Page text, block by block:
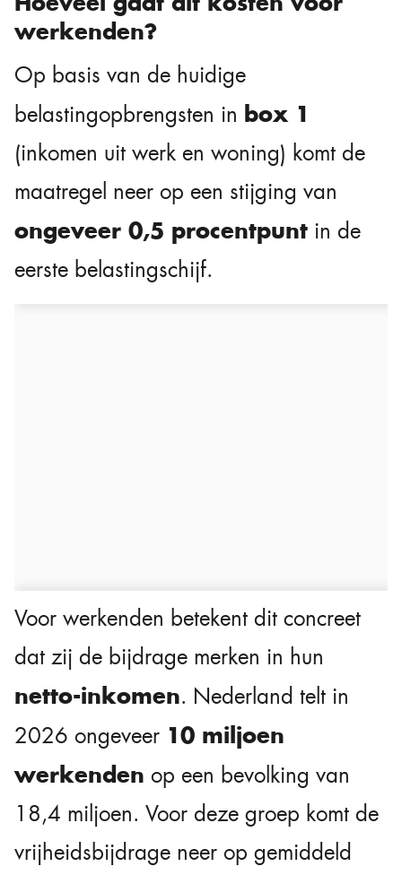
werkenden?
Op basis van de huidige
belastingopbrengsten in box 1
(inkomen uit werk en woning) komt de
maatregel neer op een stijging van
ongeveer 0,5 procentpunt in de
eerste belastingschijf.
Voor werkenden betekent dit concreet
dat zij de bijdrage merken in hun
netto-inkomen. Nederland telt in
2026 ongeveer 10 miljoen
werkenden op een bevolking van
18,4 miljoen. Voor deze groep komt de
vrijheidsbijdrage neer op gemiddeld